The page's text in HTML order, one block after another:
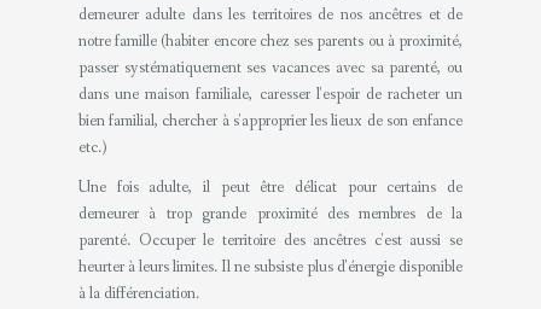
demeurer adulte dans les territoires de nos ancêtres et de
notre famille (habiter encore chez ses parents ou à proximité,
passer systématiquement ses vacances avec sa parenté, ou
dans une maison familiale, caresser l'espoir de racheter un
bien familial, chercher à s'approprier les lieux de son enfance
etc.)
Une fois adulte, il peut être délicat pour certains de
demeurer à trop grande proximité des membres de la
parenté. Occuper le territoire des ancêtres c'est aussi se
heurter à leurs limites. Il ne subsiste plus d'énergie disponible
à la différenciation.